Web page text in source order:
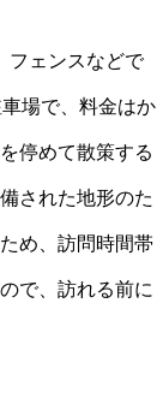
フェンスなどで
場で、料金はか
停めて散策する
された地形のた
め、訪問時間帯
で、訪れる前に